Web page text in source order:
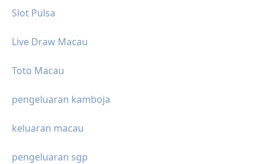
Slot Pulsa
Live Draw Macau
Toto Macau
pengeluaran kamboja
keluaran macau
pengeluaran sgp